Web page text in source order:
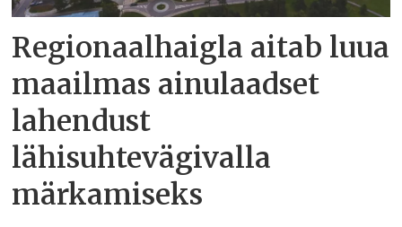
Regionaalhaigla aitab luua
maailmas ainulaadset
lahendust
lähisuhtevägivalla
märkamiseks